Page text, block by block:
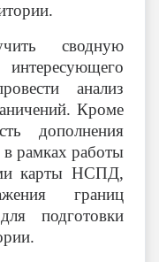
сводную
анализ
Кроме
дополнения
рамках работы
карты НСПД,
границ
подготовки